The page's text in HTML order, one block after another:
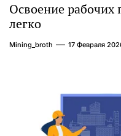
Освоение рабочих
легко
Mining_broth 17 Февраля